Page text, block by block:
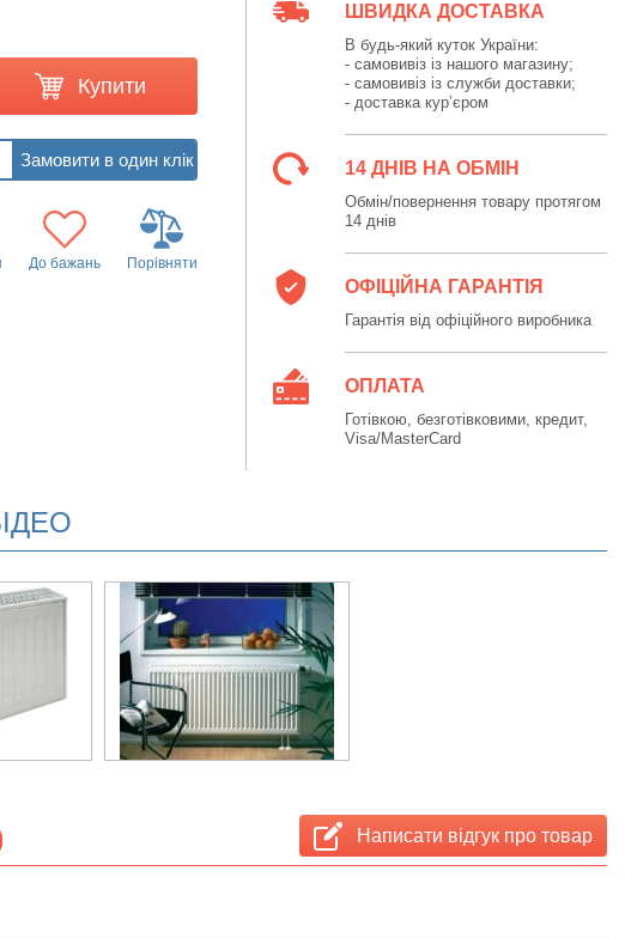
Купити
До бажань Порівняти
ШВИДКА ДОСТАВКА
В будь-який куток України:
- самовивіз із нашого магазину;
- самовивіз із служби доставки;
- доставка кур’єром
14 ДНІВ НА ОБМІН
Обмін/повернення товару протягом
14 днів
ОФІЦІЙНА ГАРАНТІЯ
Гарантія від офіційного виробника
ОПЛАТА
Готівкою, безготівковими, кредит,
Visa/MasterCard
Написати відгук про товар